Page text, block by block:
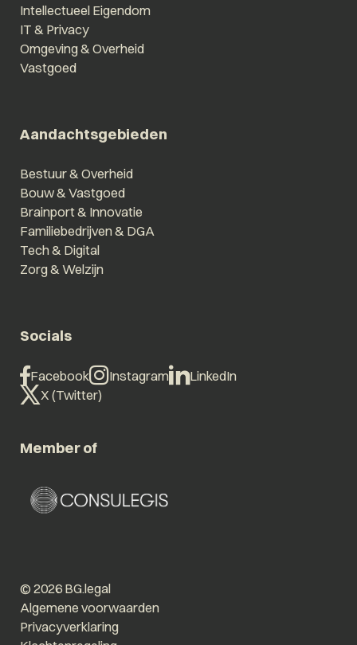
Intellectueel Eigendom
IT & Privacy
Omgeving & Overheid
Vastgoed
Aandachtsgebieden
Bestuur & Overheid
Bouw & Vastgoed
Brainport & Innovatie
Familiebedrijven & DGA
Tech & Digital
Zorg & Welzijn
Socials
Facebook Instagram
LinkedIn
X (Twitter)
Member of
© 2026 BG.legal
Algemene voorwaarden
Privacyverklaring